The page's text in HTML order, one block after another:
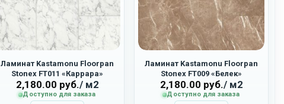
Ламинат Kastamonu Floorpan
Stonex FT011 «Каррара»
2,180.00 руб./ м2
Доступно для заказа
Ламинат Kastamonu Floorpan
Stonex FT009 «Белек»
2,180.00 руб./ м2
Доступно для заказа